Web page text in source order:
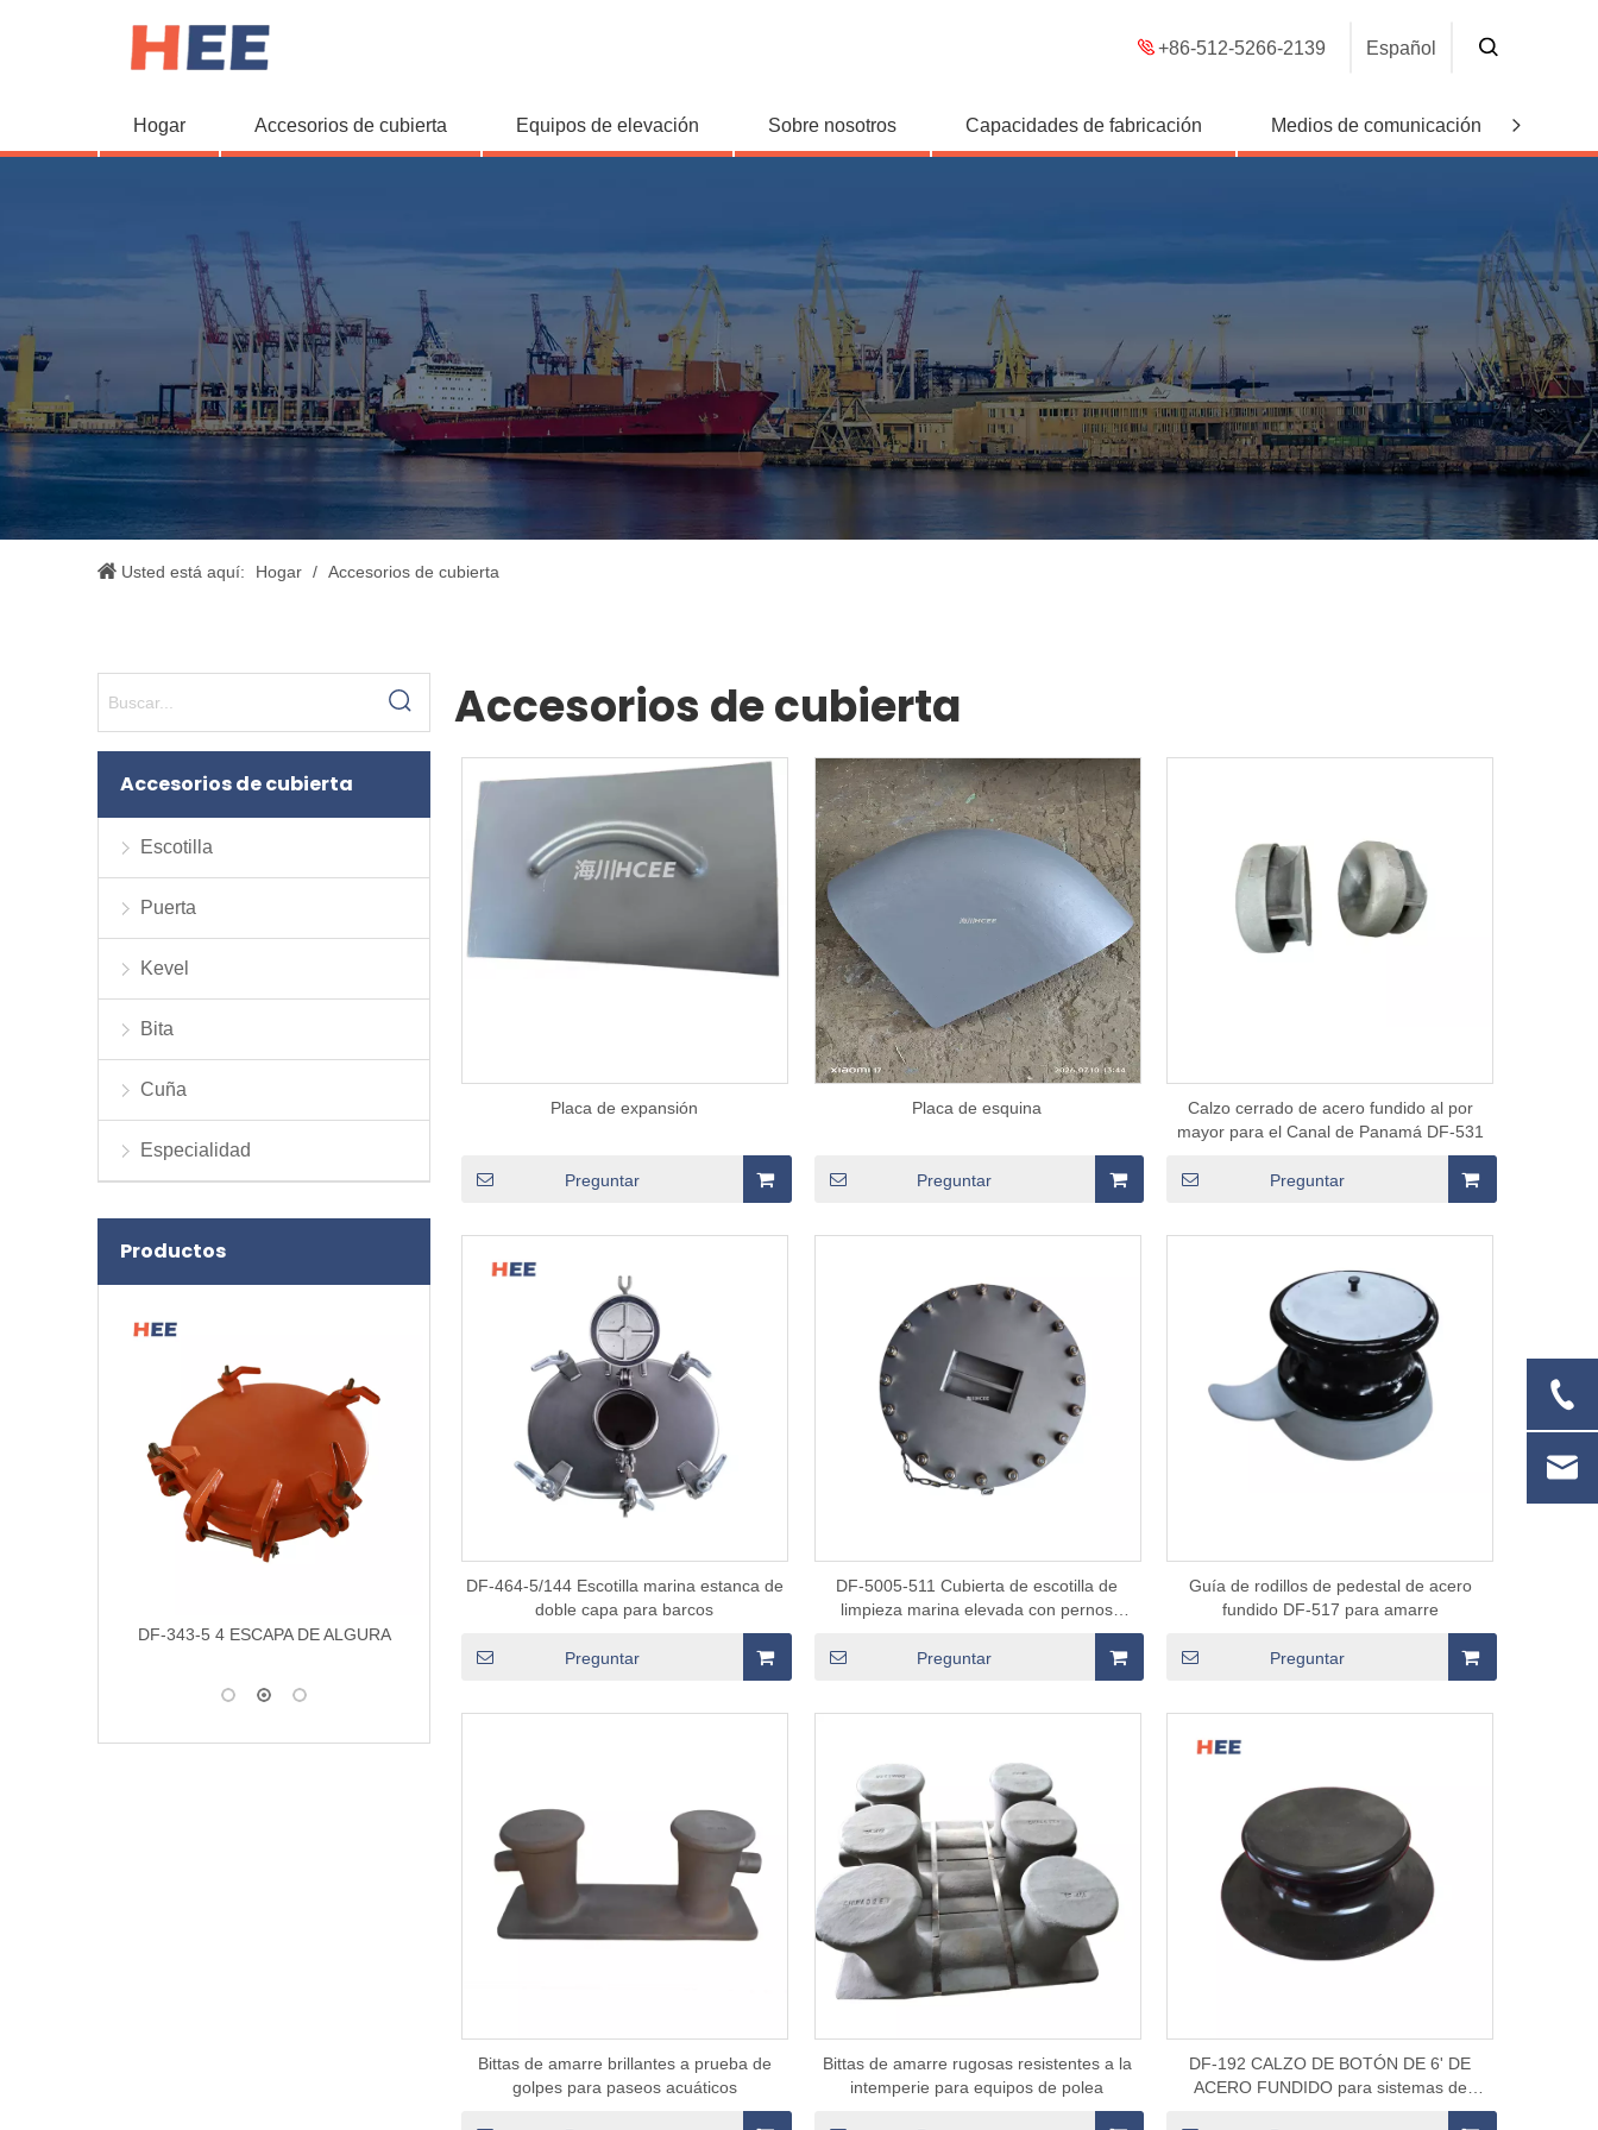
+86-512-5266-2139 Español
Hogar Accesorios de cubierta Equipos de elevación Sobre nosotros Capacidades de fabricación Medios de comunicación
Usted está aquí: Hogar / Accesorios de cubierta
Accesorios de cubierta
Escotilla
Puerta
Kevel
Bita
Cuña
Especialidad
Productos
DF-274-5 elevado 2 escotilla para perros
MANIJA EN T
Accesorios de cubierta
Placa de expansión
Preguntar
Placa de esquina
Preguntar
Calzo cerrado de acero fundido al por
mayor para el Canal de Panamá DF-531
Preguntar
DF-464-5/144 Escotilla marina estanca de
doble capa para barcos
Preguntar
DF-5005-511 Cubierta de escotilla de
limpieza marina elevada con pernos
Preguntar
Guía de rodillos de pedestal de acero
fundido DF-517 para amarre
Preguntar
Bittas de amarre brillantes a prueba de
golpes para paseos acuáticos
Bittas de amarre rugosas resistentes a la
intemperie para equipos de polea
DF-192 CALZO DE BOTÓN DE 6' DE
ACERO FUNDIDO para sistemas de